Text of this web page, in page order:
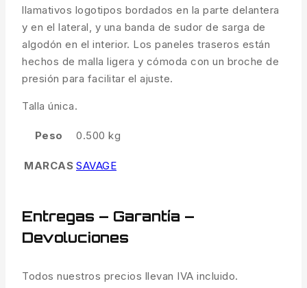
llamativos logotipos bordados en la parte delantera
y en el lateral, y una banda de sudor de sarga de
algodón en el interior. Los paneles traseros están
hechos de malla ligera y cómoda con un broche de
presión para facilitar el ajuste.
Talla única.
Peso 0.500 kg
MARCAS SAVAGE
Entregas – Garantía –
Devoluciones
Todos nuestros precios llevan IVA incluido.